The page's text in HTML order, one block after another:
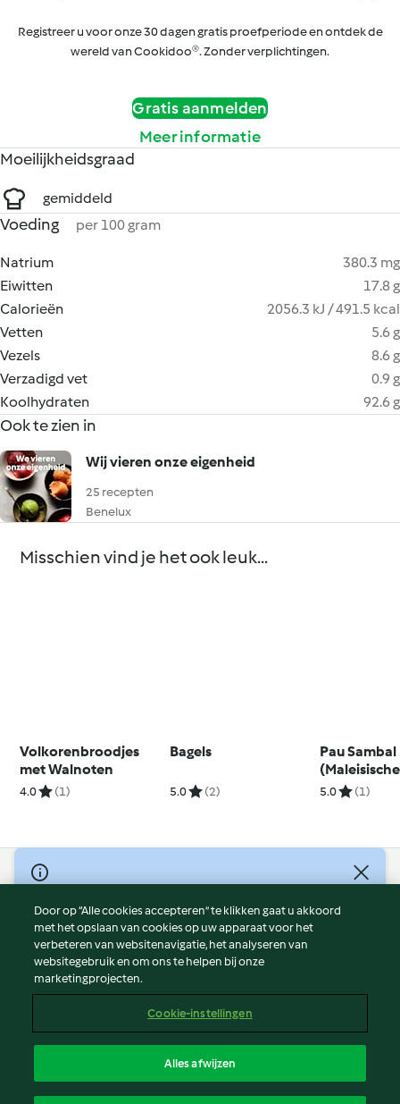
Registreer u voor onze 30 dagen gratis proefperiode en ontdek de
wereld van Cookidoo®. Zonder verplichtingen.
Gratis aanmelden
Meer informatie
Moeilijkheidsgraad
gemiddeld
Voeding per 100 gram
Natrium
380.3 mg
Eiwitten
17.8 g
Calorieën
2056.3 kJ / 491.5 kcal
Vetten
5.6 g
Vezels
8.6 g
Verzadigd vet
0.9 g
Koolhydraten
92.6 g
Ook te zien in
Wij vieren onze eigenheid
25 recepten
Benelux
Misschien vind je het ook leuk...
Volkorenbroodjes
met Walnoten
4.0 (1)
Bagels
5.0 (2)
Pau Sambal
5.0 (1)
© Copyright 2026
Gebruiksvoorwaarden
Privacybeleid
Disclaimer
Colofon
Verslag Inhoud
Toegankelijkheidsverklaring
Door op “Alle cookies accepteren” te klikken gaat u akkoord
met het opslaan van cookies op uw apparaat voor het
verbeteren van websitenavigatie, het analyseren van
websitegebruik en om ons te helpen bij onze
marketingprojecten.
Cookie-instellingen
Alles afwijzen